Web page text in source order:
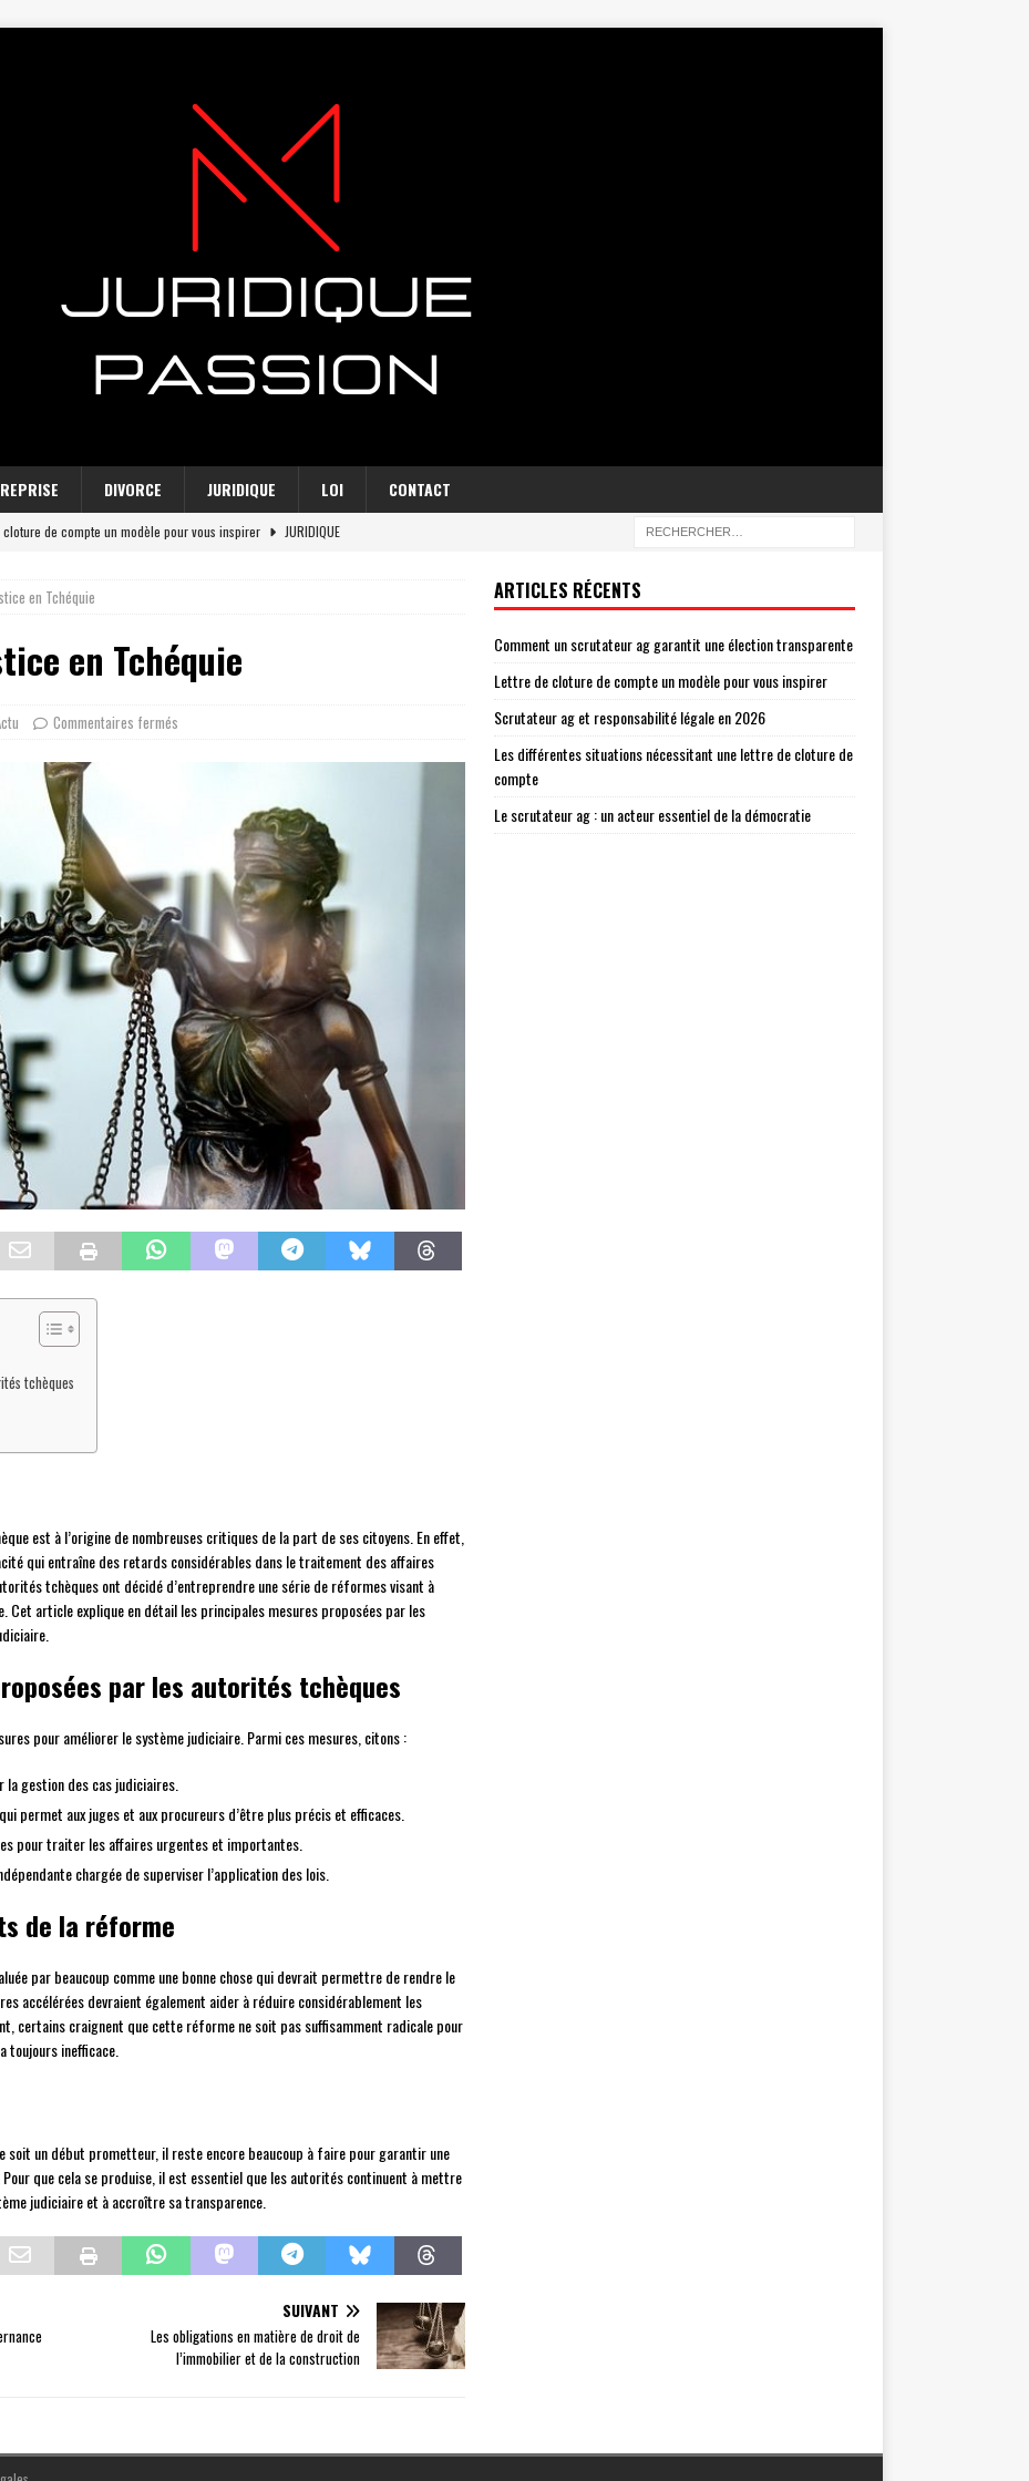
DIVORCE JURIDIQUE LOI CONTACT
cloture de compte un modèle pour vous inspirer
JURIDIQUE
situations nécessitant une lettre de cloture de compte
ag : un acteur essentiel de la démocratie
scrutateur ag garantit une élection transparente
en Tchéquie
en Tchéquie
Commentaires fermés
tchèques
est à l’origine de nombreuses critiques de la part de ses citoyens. En effet,
qui entraîne des retards considérables dans le traitement des affaires
tchèques ont décidé d’entreprendre une série de réformes visant à
Cet article explique en détail les principales mesures proposées par les
par les autorités tchèques
pour améliorer le système judiciaire. Parmi ces mesures, citons :
gestion des cas judiciaires.
permet aux juges et aux procureurs d’être plus précis et efficaces.
pour traiter les affaires urgentes et importantes.
chargée de superviser l’application des lois.
de la réforme
par beaucoup comme une bonne chose qui devrait permettre de rendre le
accélérées devraient également aider à réduire considérablement les
certains craignent que cette réforme ne soit pas suffisamment radicale pour
toujours inefficace.
soit un début prometteur, il reste encore beaucoup à faire pour garantir une
que cela se produise, il est essentiel que les autorités continuent à mettre
judiciaire et à accroître sa transparence.
SUIVANT
Les obligations en matière de droit de
l’immobilier et de la construction
ARTICLES RÉCENTS
Comment un scrutateur ag garantit une élection transparente
Lettre de cloture de compte un modèle pour vous inspirer
Scrutateur ag et responsabilité légale en 2026
Les différentes situations nécessitant une lettre de cloture de
compte
Le scrutateur ag : un acteur essentiel de la démocratie